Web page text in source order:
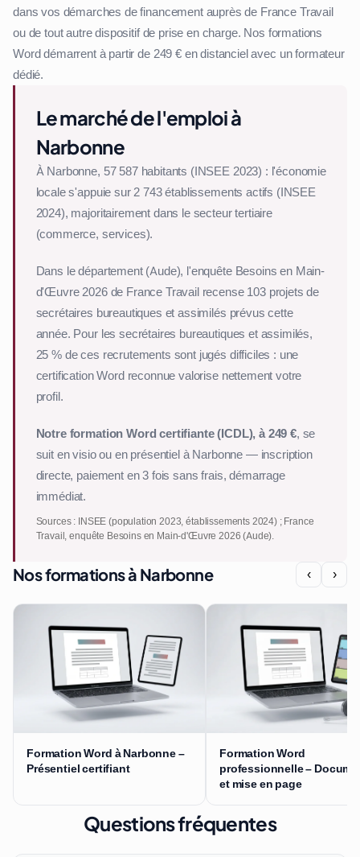
dans vos démarches de financement auprès de France Travail
ou de tout autre dispositif de prise en charge. Nos formations
Word démarrent à partir de 249 € en distanciel avec un formateur
dédié.
Le marché de l'emploi à
Narbonne
À Narbonne, 57 587 habitants (INSEE 2023) : l'économie
locale s'appuie sur 2 743 établissements actifs (INSEE
2024), majoritairement dans le secteur tertiaire
(commerce, services).
Dans le département (Aude), l'enquête Besoins en Main-
d'Œuvre 2026 de France Travail recense 103 projets de
secrétaires bureautiques et assimilés prévus cette
année. Pour les secrétaires bureautiques et assimilés,
25 % de ces recrutements sont jugés difficiles : une
certification Word reconnue valorise nettement votre
profil.
Notre formation Word certifiante (ICDL), à 249 €, se
suit en visio ou en présentiel à Narbonne — inscription
directe, paiement en 3 fois sans frais, démarrage
immédiat.
Sources : INSEE (population 2023, établissements 2024) ; France
Travail, enquête Besoins en Main-d'Œuvre 2026 (Aude).
Nos formations à Narbonne ‹ ›
Formation Word à Narbonne –
Présentiel certifiant
Formation Word
professionnelle –
et mise en page
Questions fréquentes